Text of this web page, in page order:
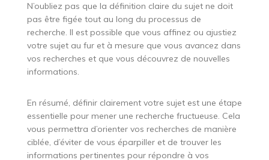
N’oubliez pas que la définition claire du sujet ne doit
pas être figée tout au long du processus de
recherche. Il est possible que vous affinez ou ajustiez
votre sujet au fur et à mesure que vous avancez dans
vos recherches et que vous découvrez de nouvelles
informations.
En résumé, définir clairement votre sujet est une étape
essentielle pour mener une recherche fructueuse. Cela
vous permettra d’orienter vos recherches de manière
ciblée, d’éviter de vous éparpiller et de trouver les
informations pertinentes pour répondre à vos